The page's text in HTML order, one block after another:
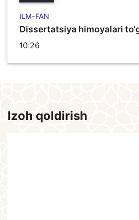
ILM-FAN
Dissertatsiya himoyalari
10:26
Izoh qoldirish